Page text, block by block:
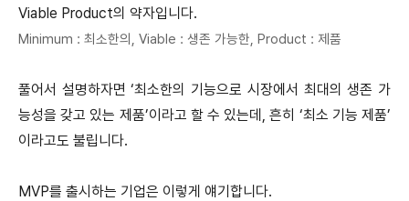
Viable Product의 약자입니다.
Minimum : 최소한의, Viable : 생존 가능한, Product : 제품
풀어서 설명하자면 ‘최소한의 기능으로 시장에서 최대의 생존 가
능성을 갖고 있는 제품’이라고 할 수 있는데, 흔히 ‘최소 기능 제품’
이라고도 불립니다.
MVP를 출시하는 기업은 이렇게 얘기합니다.